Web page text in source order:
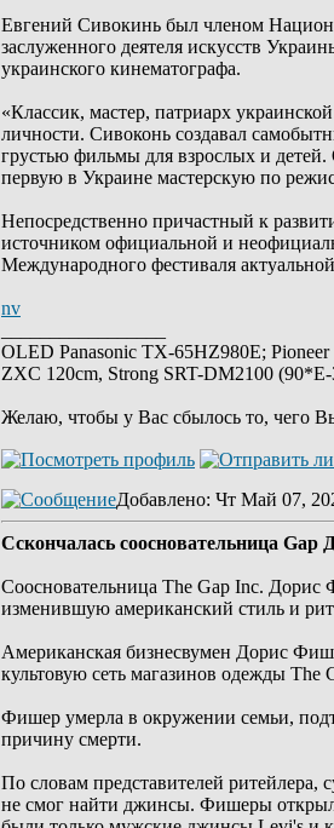
Евгений Сивокинь был членом
заслуженного деятеля искусств
украинского кинематографа.
«Классик, мастер, патриарх
личности. Сивоконь создавал
грустью фильмы для взрослых и детей.
первую в Украине мастерскую по
Непосредственно причастный к
источником официальной и
Международного фестиваля
nv
OLED Panasonic TX-65HZ980E;
ZXC 120cm, Strong SRT-DM2100
Желаю, чтобы у Вас сбылось то, чего
Добавлено: Чт Май 07,
Сскончалась cоосновательница
Соосновательница The Gap Inc. Дорис
изменившую американский стиль и
Американская бизнесвумен Дорис
культовую сеть магазинов одежды The
Фишер умерла в окружении семьи,
причину смерти.
По словам представителей
не смог найти джинсы. Фишеры